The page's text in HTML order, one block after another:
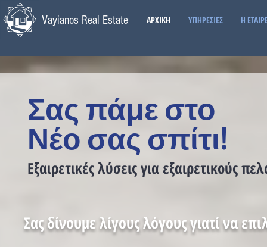
Vayianos Real Estate ΑΡΧΙΚΗ ΥΠΗΡΕΣΙΕΣ Η
Σας πάμε στο
Νέο σας σπίτι!
Εξαιρετικές λύσεις για εξαιρετικούς
Σας δίνουμε λίγους λόγους γιατί να